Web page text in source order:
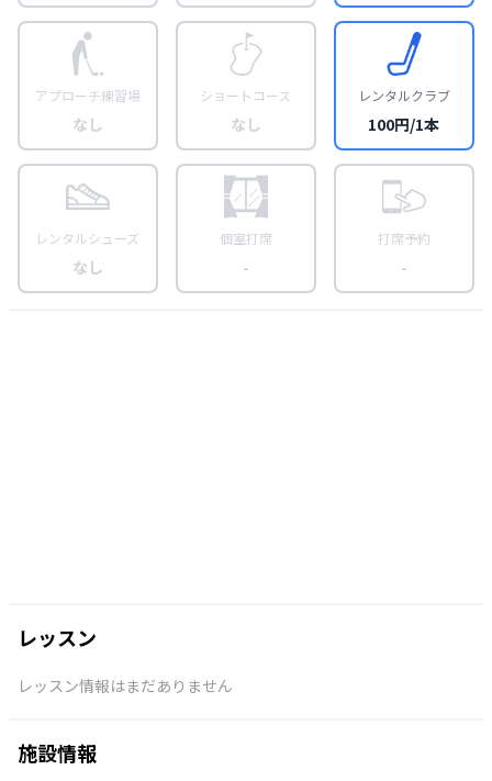
アプローチ練習場
なし
ショートコース
なし
レンタルクラブ
100円/1本
レンタルシューズ
なし
個室打席
-
打席予約
-
レッスン
レッスン情報はまだありません
施設情報